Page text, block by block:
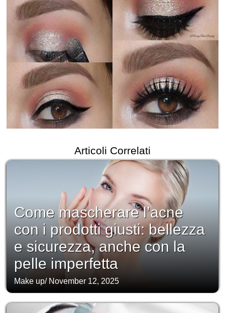
Articoli Correlati
Come mascherare l’acne
con i prodotti giusti: bellezza
e sicurezza, anche con la
pelle imperfetta
Make up/ November 12, 2025